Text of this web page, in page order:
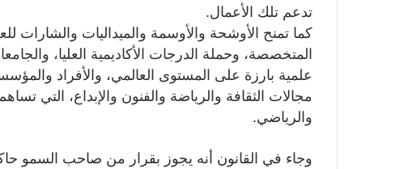
تدعم تلك الأعمال.
كما تمنح الأوشحة والأوسمة والميداليات والشارات
المتخصصة، وحملة الدرجات الأكاديمية العليا،
علمية بارزة على المستوى العالمي، والأفراد
مجالات الثقافة والرياضة والفنون والإبداع، التي
والرياضي.
وجاء في القانون أنه يجوز بقرار من صاحب السمو